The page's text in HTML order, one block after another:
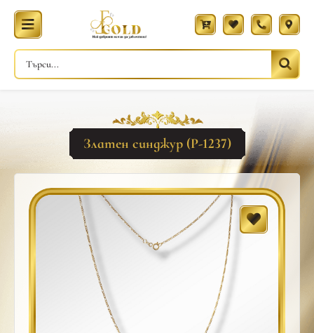
Златен синджур (Р-1237)